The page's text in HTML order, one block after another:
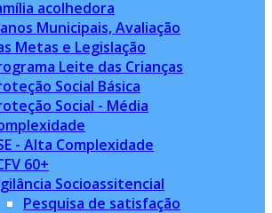
acolhedora
Municipais, Avaliação
Metas e Legislação
Leite das Crianças
Social Básica
Social - Média
- Alta Complexidade
60+
Socioassitencial
Pesquisa de satisfação